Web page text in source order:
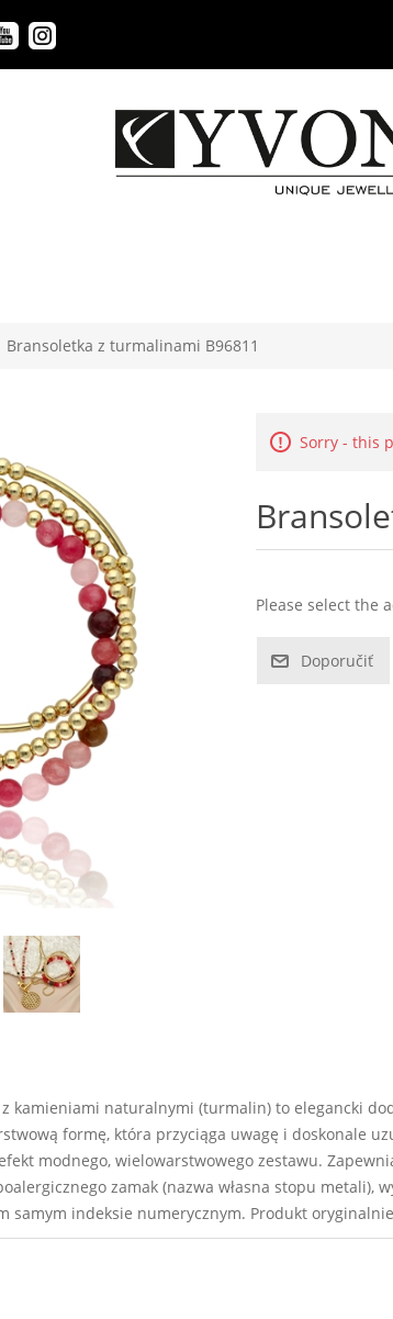
Bransoletka z turmalinami B96811
Sorry - this
Please select the
Doporučiť
kamieniami naturalnymi (turmalin) to elegancki
formę, która przyciąga uwagę i doskonale
modnego, wielowarstwowego zestawu.
zamak (nazwa własna stopu metali),
samym indeksie numerycznym. Produkt